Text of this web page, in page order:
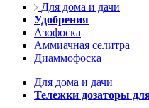
Для дома и дачи
Удобрения
Азофоска
Аммиачная селитра
Диаммофоска
Для дома и дачи
Тележки дозаторы